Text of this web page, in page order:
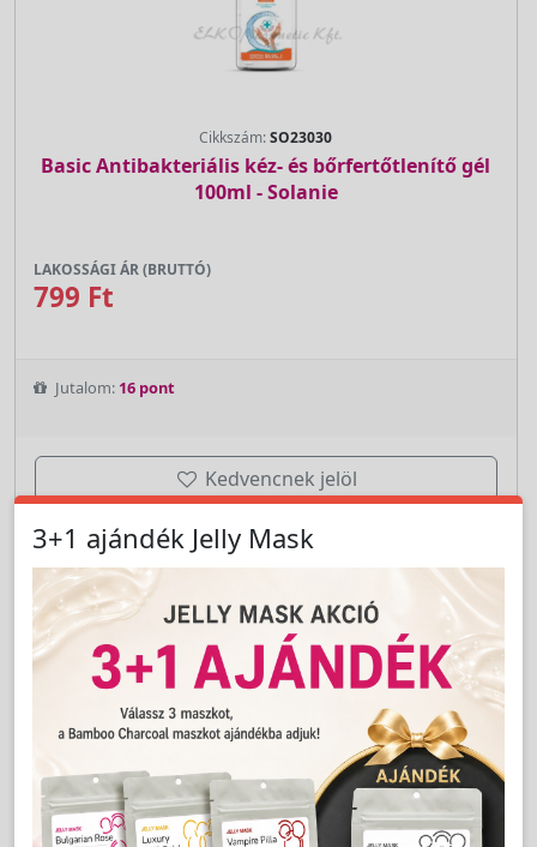
Cikkszám:SO23030
Basic Antibakteriális kéz- és bőrfertőtlenítő gél
100ml - Solanie
LAKOSSÁGI ÁR (BRUTTÓ)
799 Ft
Jutalom: 16 pont
Kedvencnek jelöl
db Kosárba